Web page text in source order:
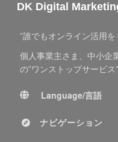
DK Digital
”誰でもオンライン活用を
個人事業主さま、中小企
の”ワンストップサービス”
Language/言語
ナビゲーション